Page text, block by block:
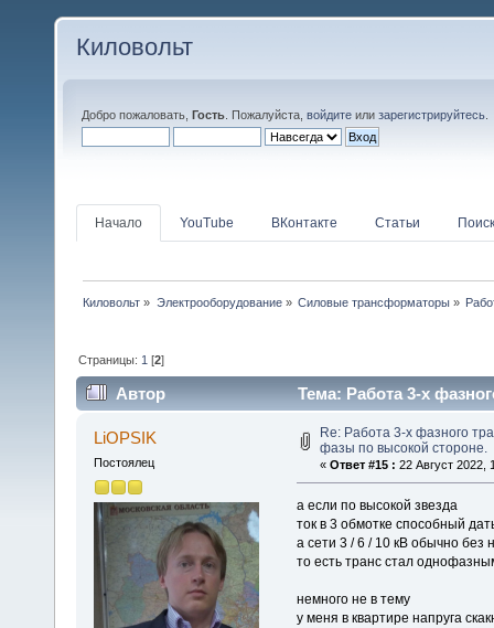
Киловольт
Добро пожаловать, Гость . Пожалуйста, войдите или зарегистрируйтесь
Начало YouTube ВКонтакте Статьи Поиск
Киловольт » Электрооборудование» Силовые трансформаторы»
Страницы: 1 [2]
Автор
Тема: Работа 3-х
(Прочитано 115898 раз)
LiOPSIK
Постоялец
Re: Работа 3-х фазного
фазы по высокой стороне.
« Ответ #15 : 22 Август 2022,
а если по высокой звезда
ток в 3 обмотке способный
а сети 3 / 6 / 10 кВ обычно без
то есть транс стал
немного не в тему
у меня в квартире напруга